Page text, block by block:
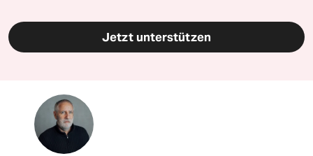
Jetzt unterstützen